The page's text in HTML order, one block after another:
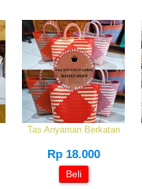
Tas Anyaman Berkatan
Rp 18.000
Beli